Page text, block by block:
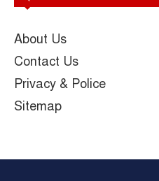
About Us
Contact Us
Privacy & Police
Sitemap